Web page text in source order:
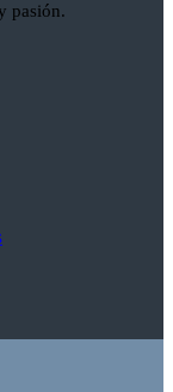
pasión.